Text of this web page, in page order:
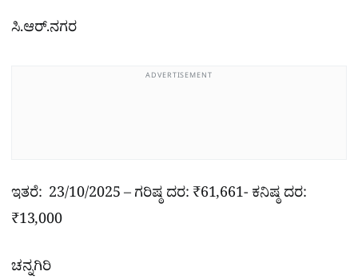
ಸಿ.ಆರ್.ನಗರ
ADVERTISEMENT
ಇತರೆ: 23/10/2025 – ಗರಿಷ್ಠ ದರ: ₹61,661- ಕನಿಷ್ಠ ದರ:
₹13,000
ಚನ್ನಗಿರಿ